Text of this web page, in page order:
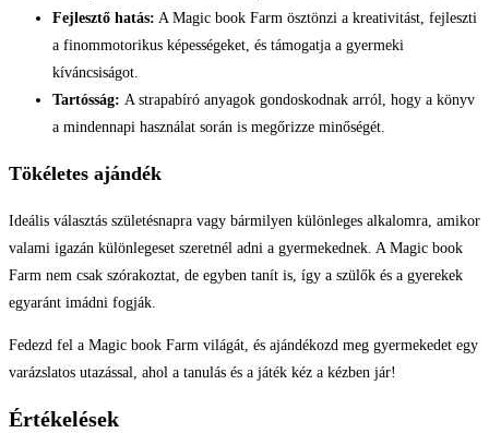
Fejlesztő hatás: A Magic book Farm ösztönzi a kreativitást, fejleszti
a finommotorikus képességeket, és támogatja a gyermeki
kíváncsiságot.
Tartósság: A strapabíró anyagok gondoskodnak arról, hogy a könyv
a mindennapi használat során is megőrizze minőségét.
Tökéletes ajándék
Ideális választás születésnapra vagy bármilyen különleges alkalomra, amikor
valami igazán különlegeset szeretnél adni a gyermekednek. A Magic book
Farm nem csak szórakoztat, de egyben tanít is, így a szülők és a gyerekek
egyaránt imádni fogják.
Fedezd fel a Magic book Farm világát, és ajándékozd meg gyermekedet egy
varázslatos utazással, ahol a tanulás és a játék kéz a kézben jár!
Értékelések